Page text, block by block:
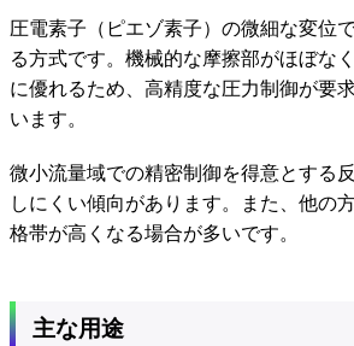
圧電素子（ピエゾ素子）の微細な変位
る方式です。機械的な摩擦部がほぼな
に優れるため、高精度な圧力制御が要
います。
微小流量域での精密制御を得意とする
しにくい傾向があります。また、他の
格帯が高くなる場合が多いです。
主な用途